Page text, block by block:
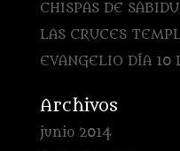
CHISPAS DE
LAS CRUCES
EVANGELIO DÍA 10
Archivos
junio 2014